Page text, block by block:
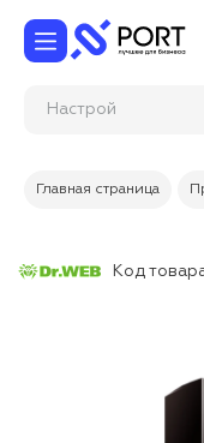
Настройка корпора
Главная страница
Код